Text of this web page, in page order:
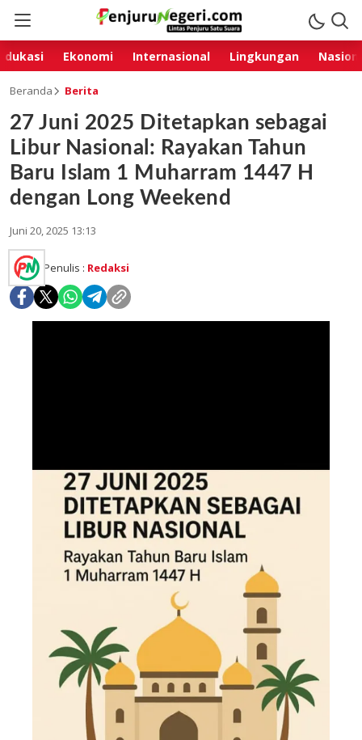
Ekonomi Internasional Lingkungan
Beranda Berita
27 Juni 2025 Ditetapkan sebagai
Libur Nasional: Rayakan Tahun
Baru Islam 1 Muharram 1447 H
dengan Long Weekend
Juni 20, 2025 13:13
Penulis : Redaksi